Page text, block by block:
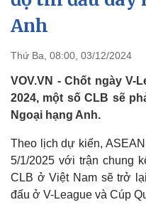
Tổ chức nhân sự
Quốc hội
Anh
Thứ Ba, 08:00, 03/12/2024
VOV.VN - Chốt ngày V-
2024, một số CLB sẽ
Ngoại hạng Anh.
Theo lịch dự kiến,
5/1/2025 với trận chung
CLB ở Việt Nam sẽ trở
đấu ở V-League và Cúp